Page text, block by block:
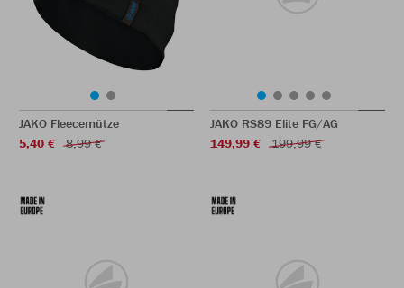
JAKO Fleecemütze
5,40 €
8,99 €
JAKO RS89 Elite FG/AG
149,99 €
199,99 €